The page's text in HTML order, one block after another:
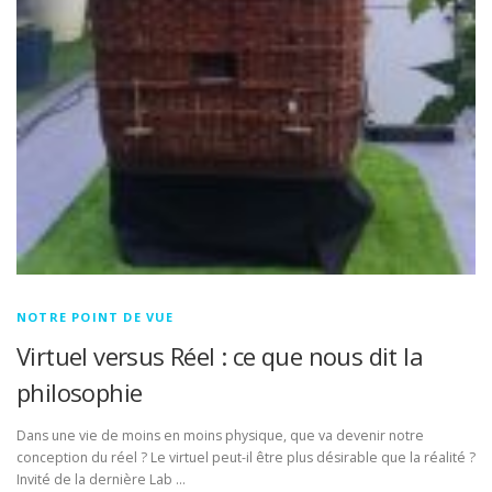
NOTRE POINT DE VUE
Virtuel versus Réel : ce que nous dit la
philosophie
Dans une vie de moins en moins physique, que va devenir notre
conception du réel ? Le virtuel peut-il être plus désirable que la réalité ?
Invité de la dernière Lab …